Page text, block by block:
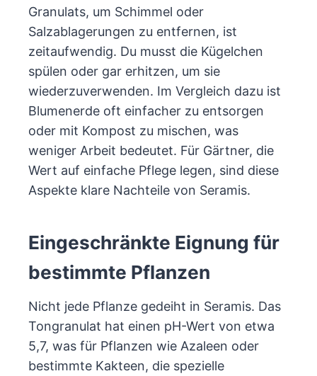
Granulats, um Schimmel oder
Salzablagerungen zu entfernen, ist
zeitaufwendig. Du musst die Kügelchen
spülen oder gar erhitzen, um sie
wiederzuverwenden. Im Vergleich dazu ist
Blumenerde oft einfacher zu entsorgen
oder mit Kompost zu mischen, was
weniger Arbeit bedeutet. Für Gärtner, die
Wert auf einfache Pflege legen, sind diese
Aspekte klare Nachteile von Seramis.
Eingeschränkte Eignung für
bestimmte Pflanzen
Nicht jede Pflanze gedeiht in Seramis. Das
Tongranulat hat einen pH-Wert von etwa
5,7, was für Pflanzen wie Azaleen oder
bestimmte Kakteen, die spezielle